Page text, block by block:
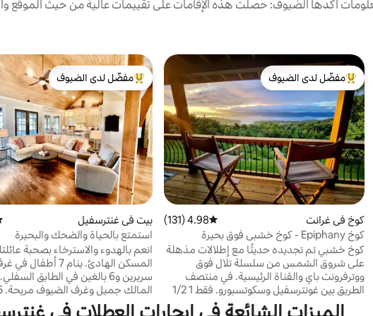
أكدها الضيوف: حصلت هذه الإقامات على تقييمات عالية من حيث الموقع
من أبرز البيوت المفضّلة لدى الضيوف
مفضّل لدى الضيوف
كوخ في غرانت متوسط التقييم 4.98 من 5، 131 مراجعات
4.98 (131)
كوخ Epiphany - كوخ خشبي فوق بحيرة
غونترسفيل
كوخ خشبي تم تجديده حديثًا مع إطلالات مذهلة
على شروق الشمس من سلسلة تلال فوق
ووترفرونت باي والقناة الرئيسية. في منتصف
الطريق بين غونترسفيل وسكوتسبورو. فقط 1 1/2
ميل إلى إطلاق القارب وتخزينه في الواجهة
من أبرز البيوت المفضّلة لدى الضيوف
مفضّل لدى الضيوف
بيت في غنترسفيل
استمتع بالحياة والضحك والبحيرة
انعم بالهدوء والاسترخاء بصحبة
المسكن الهادئ. ينام 7
سريرين و6 بالغين في الطابق
حمامات. احزم أمتعتك في نزهة